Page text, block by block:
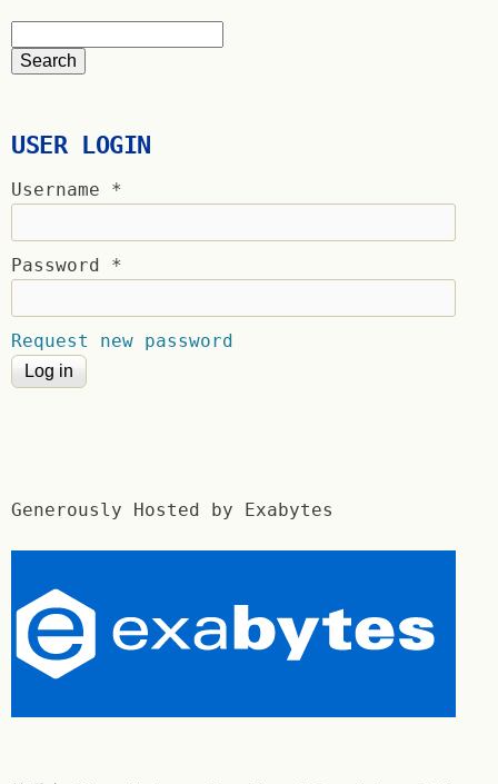
USER LOGIN
Username *
Password *
Request new password
Generously Hosted by Exabytes